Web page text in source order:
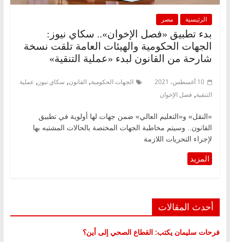
الرئيسية مصر
بدء تطبيق «فصل الإخوان».. سكاي نيوز:
الجهات الحكومية والهيئات العامة تلقت نسخة
شارحة من القانون لبدء «عملية التنقية»
10 أغسطس، 2021 الجهات الحكومية, القانون, سكاي نيوز , عملية
التنقية, فصل الإخوان
«النقل» و«التعليم العالي» ضمن جهات لها أولوية في تطبيق
القانون.. وسيتم مخاطبة الجهات المختصة بالحالات المشتبه بها
لإجراء التحريات اللازمة
أحدث المقالات
فرحات سليمان يكتب: القطاع الصحي إلى أين؟